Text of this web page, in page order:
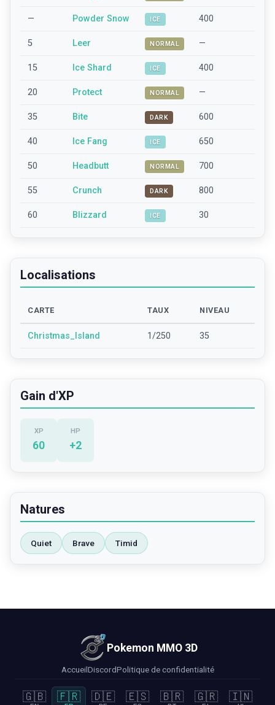
— Powder Snow ICE 400
5 Leer NORMAL —
15 Ice Shard ICE 400
20 Protect NORMAL —
35 Bite DARK 600
40 Ice Fang ICE 650
50 Headbutt NORMAL 700
55 Crunch DARK 800
60 Blizzard ICE 30
Localisations
CARTE TAUX NIVEAU
Christmas_Island 1/250 35
Gain d'XP
XP
60
HP
+2
Natures
Quiet Brave Timid
Pokemon MMO 3D
AccueilDiscordPolitique de confidentialité
🇬🇧 🇫🇷 🇩🇪 🇪🇸 🇧🇷 🇬🇷 🇮🇳